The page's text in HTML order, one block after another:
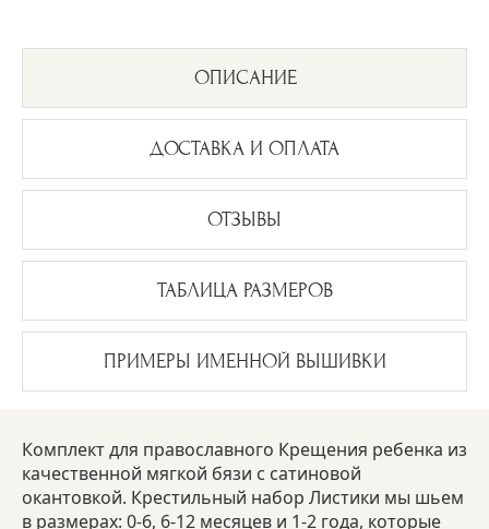
ОПИСАНИЕ
ДОСТАВКА И ОПЛАТА
ПРИМЕРЫ ИМЕННОЙ ВЫШИВКИ
ТАБЛИЦА РАЗМЕРОВ
ОТЗЫВЫ
Комплект для православного Крещения ребенка из
качественной мягкой бязи с сатиновой
окантовкой. Крестильный набор Листики мы шьем
в размерах: 0-6, 6-12 месяцев и 1-2 года, которые